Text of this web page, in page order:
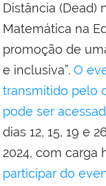
Distância (Dead)
Matemática na
promoção de
e inclusiva”. O
transmitido pelo
pode ser
dias 12, 15, 19 e
2024, com carga
participar do